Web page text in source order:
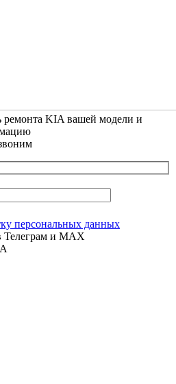
ремонта KIA вашей модели и
персональных данных
Телеграм и MAX